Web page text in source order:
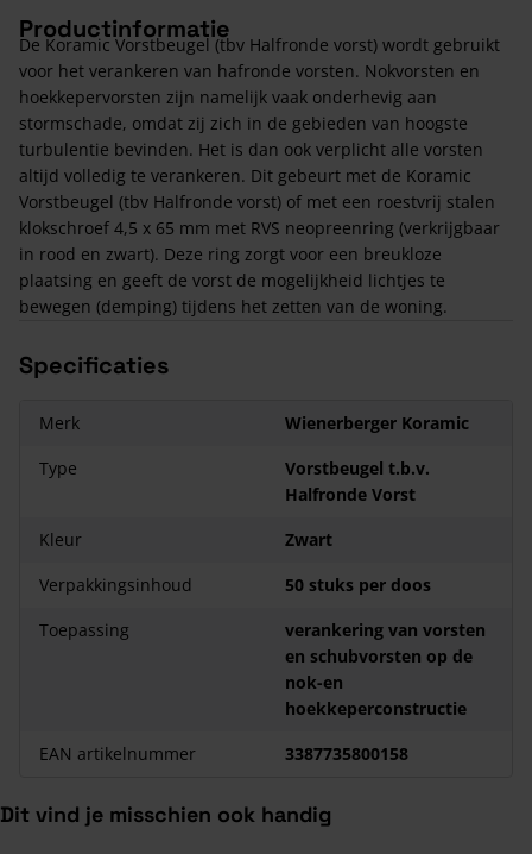
Productinformatie
De Koramic Vorstbeugel (tbv Halfronde vorst) wordt gebruikt
voor het verankeren van hafronde vorsten. Nokvorsten en
hoekkepervorsten zijn namelijk vaak onderhevig aan
stormschade, omdat zij zich in de gebieden van hoogste
turbulentie bevinden. Het is dan ook verplicht alle vorsten
altijd volledig te verankeren. Dit gebeurt met de Koramic
Vorstbeugel (tbv Halfronde vorst) of met een roestvrij stalen
klokschroef 4,5 x 65 mm met RVS neopreenring (verkrijgbaar
in rood en zwart). Deze ring zorgt voor een breukloze
plaatsing en geeft de vorst de mogelijkheid lichtjes te
bewegen (demping) tijdens het zetten van de woning.
Specificaties
Merk
Wienerberger Koramic
Type
Vorstbeugel t.b.v.
Halfronde Vorst
Kleur
Zwart
Verpakkingsinhoud
50 stuks per doos
Toepassing
verankering van vorsten
en schubvorsten op de
nok-en
hoekkeperconstructie
EAN artikelnummer
3387735800158
Dit vind je misschien ook handig